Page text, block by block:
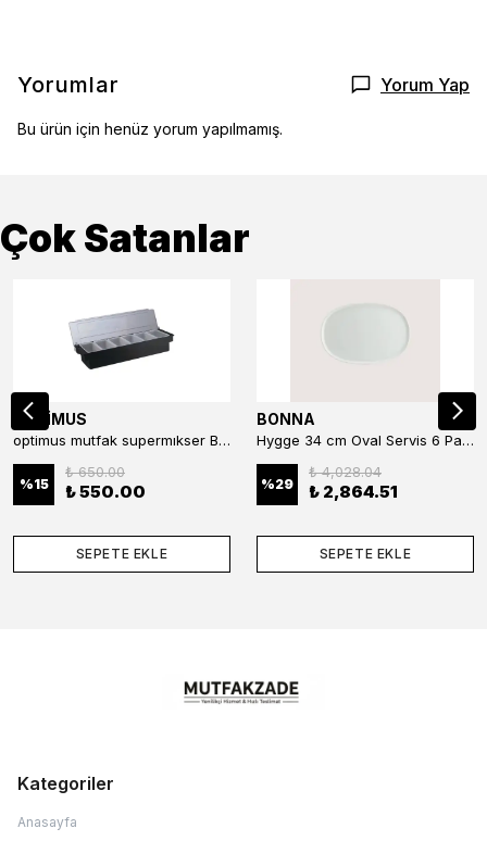
Yorumlar Yorum Yap
Bu ürün için henüz yorum yapılmamış.
Çok Satanlar
OPTİMUS
optimus mutfak supermıkser Bar Konteyner 6'lı 50×16×9 cm Kapaklı Polikarbon Organizer Bar & Kafe
%15
₺ 650.00
₺ 550.00
SEPETE EKLE
BONNA
Hygge 34 cm Oval Servis 6 Parça
%29
₺ 4,028.04
₺ 2,864.51
SEPETE EKLE
Kategoriler
Anasayfa